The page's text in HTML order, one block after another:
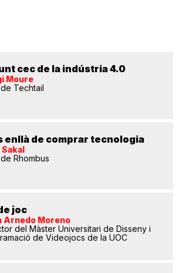
cec de la indústria 4.0
Moure
de Techtail
enllà de comprar tecnologia
Rhombus
joc
Arnedo Moreno
del Màster Universitari de Disseny i
de Videojocs de la UOC